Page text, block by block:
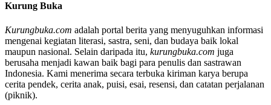
Kurung Buka
Kurungbuka.com adalah portal berita yang menyuguhkan informasi
mengenai kegiatan literasi, sastra, seni, dan budaya baik lokal
maupun nasional. Selain daripada itu, kurungbuka.com juga
berusaha menjadi kawan baik bagi para penulis dan sastrawan
Indonesia. Kami menerima secara terbuka kiriman karya berupa
cerita pendek, cerita anak, puisi, esai, resensi, dan catatan perjalanan
(piknik).